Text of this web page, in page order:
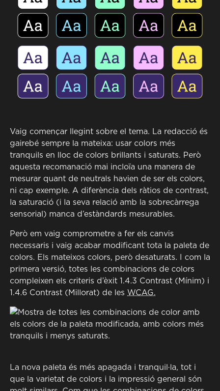
Vaig començar llegint sobre el tema. La redacció és
gairebé sempre la mateixa: usar colors més
tranquils en lloc de colors brillants i saturats. Però
aquesta recomanació mai incloïa una manera de
mesurar quant de neutrals havien de ser els colors,
ni cap exemple. A diferència dels ràtios de contrast,
la saturació (i la seva relació amb la sobrecàrrega
sensorial) manca d’estàndards mesurables.
Però em vaig comprometre a fer els canvis
necessaris i vaig acabar modificant tota la paleta de
colors. Els mateixos colors, però desaturats. I com la
primera versió, totes les combinacions de colors
compleixen els criteris d’èxit 1.4.3 Contrast (Mínim) i
1.4.6 Contrast (Millorat) de les WCAG.
La nova paleta és més apagada i tranquil·la, tot i
que la varietat de colors i la impressió general són